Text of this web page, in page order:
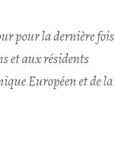
pour la dernière fois
et aux résidents
Européen et de la